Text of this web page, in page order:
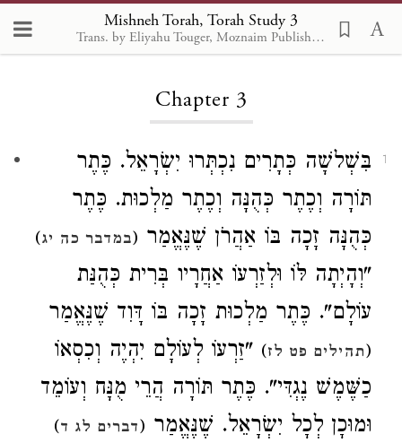
Mishneh Torah, Torah Study 3
Trans. by Eliyahu Touger, Moznaim Publishing
Loading...
Chapter 3
1
בִּשְׁלשָׁה כְּתָרִים נִכְתְּרוּ יִשְׂרָאֵל. כֶּתֶר
תּוֹרָה וְכֶתֶר כְּהֻנָּה וְכֶתֶר מַלְכוּת. כֶּתֶר
כְּהֻנָּה זָכָה בּוֹ אַהֲרֹן שֶׁנֶּאֱמַר (במדבר כה יג)
"וְהָיְתָה לּוֹ וּלְזַרְעוֹ אַחֲרָיו בְּרִית כְּהֻנַּת
עוֹלָם". כֶּתֶר מַלְכוּת זָכָה בּוֹ דָּוִד שֶׁנֶּאֱמַר
(תהילים פט לז) "זַרְעוֹ לְעוֹלָם יִהְיֶה וְכִסְאוֹ
כַשֶּׁמֶשׁ נֶגְדִּי". כֶּתֶר תּוֹרָה הֲרֵי מֻנָּח וְעוֹמֵד
וּמוּכָן לְכָל יִשְׂרָאֵל. שֶׁנֶּאֱמַר (דברים לג ד)